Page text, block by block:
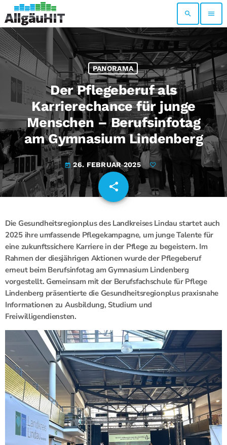
search menu
PANORAMA
Der Pflegeberuf als
Karrierechance für junge
Menschen – Berufsinfotag
am Gymnasium Lindenberg
today 26. FEBRUAR 2025
share
email
Die Gesundheitsregionplus des Landkreises Lindau startet auch
2025 ihre umfassende Pflegekampagne, um junge Talente für
eine zukunftssichere Karriere in der Pflege zu begeistern. Im
Rahmen der diesjährigen Aktionen wurde der Pflegeberuf
erneut beim Berufsinfotag am Gymnasium Lindenberg
vorgestellt. Gemeinsam mit der Berufsfachschule für Pflege
Lindenberg präsentierte die Gesundheitsregionplus praxisnahe
Informationen zu Ausbildung, Studium und
Freiwilligendiensten.